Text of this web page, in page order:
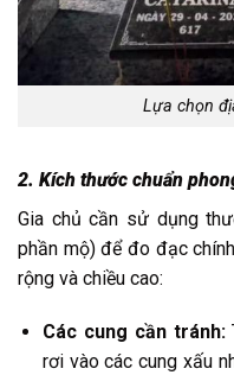
Lựa chọn
2. Kích thước chuẩn
Gia chủ cần sử dụng
phần mộ) để đo đạc
rộng và chiều cao:
Các cung cần tránh:
rơi vào các cung xấu